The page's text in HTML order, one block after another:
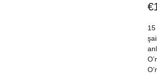
Çocuk
Dini
Dünya
€
15